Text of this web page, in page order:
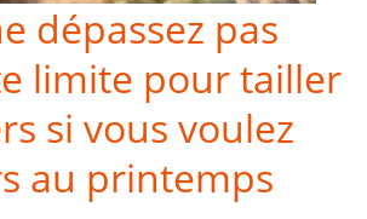
dépassez pas
limite pour tailler
si vous voulez
au printemps